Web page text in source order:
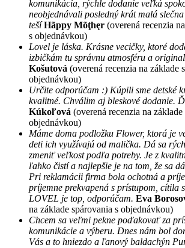
komunikácia, rýchle dodanie veľká
neobjednávali posledný krát malá
tešíHãppy Mõţhęr (overená recenzia
s objednávkou)
Lovel je láska. Krásne vecičky, ktoré
izbičkám tu správnu atmosféru a
Košutová (overená recenzia na základe
objednávkou)
Určite odporúčam :) Kúpili sme detské
kvalitné. Chválim aj bleskové dodanie.
Kúkoľová (overená recenzia na
objednávkou)
Máme doma podložku Flower, ktorá je
deti ich využívajú od malička. Dá sa
zmeniť veľkost podľa potreby. Je z
ľahko čistí a najlepšie je na tom, že sa
Pri reklamácii firma bola ochotná a
príjemne prekvapená s prístupom, cítila
LOVEL je top, odporúčam. Eva
na základe spárovania s objednávkou)
Chcem sa veľmi pekne poďakovať za
komunikácie a výberu. Dnes nám bol
Vás a to hniezdo a ľanový baldachýn